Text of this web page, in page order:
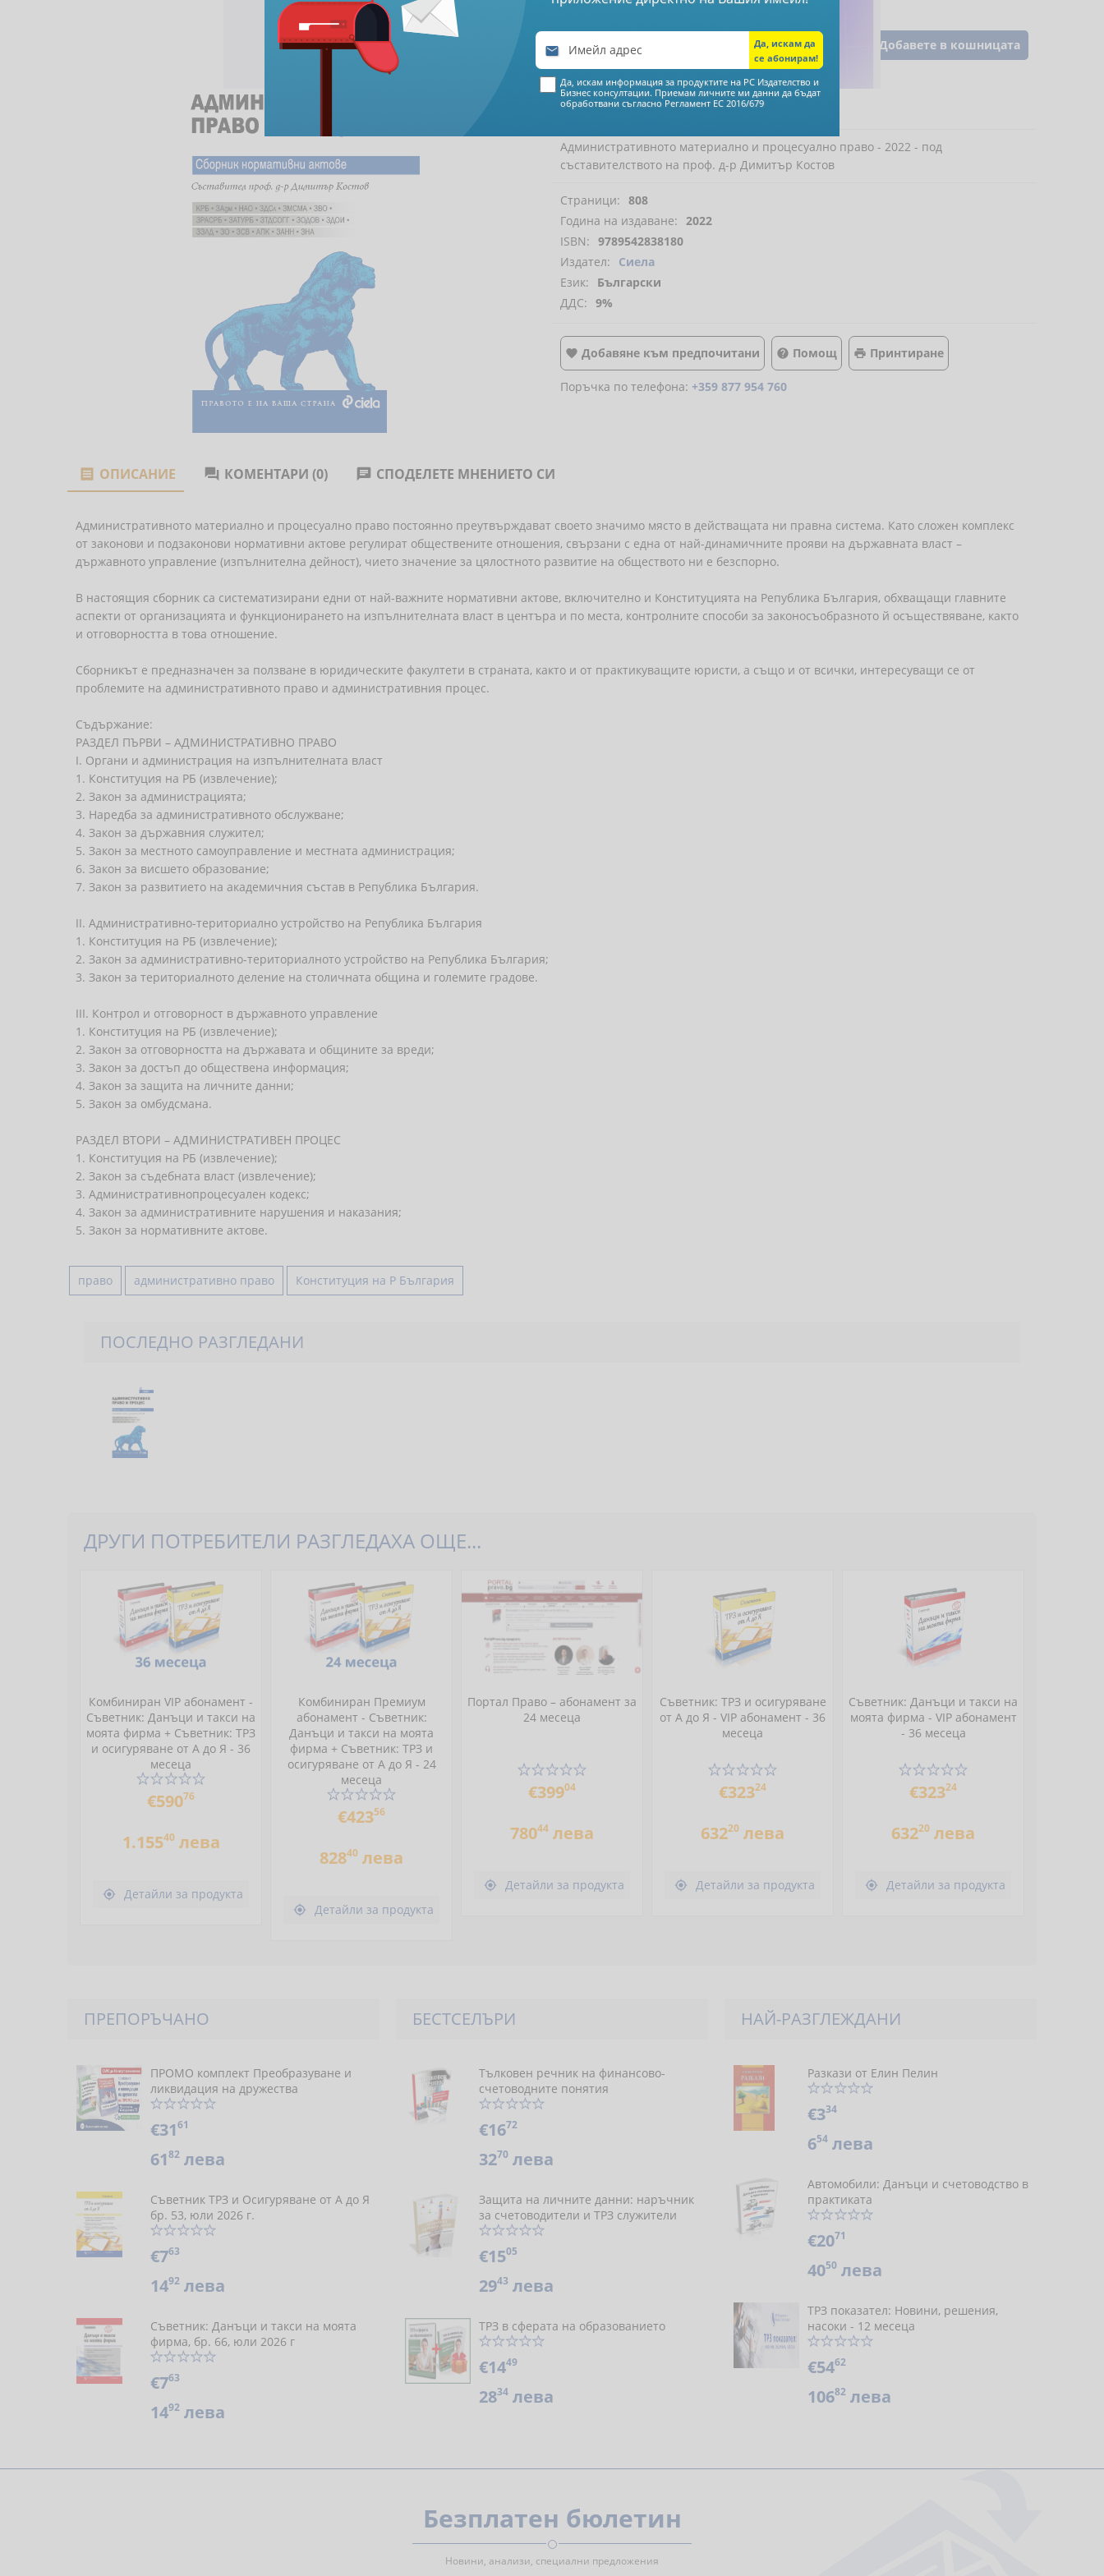
Добавете в кошницата
€ 892
1744 лева
Административното материално и процесуално право - 2022 - под
съставителството на проф. д-р Димитър Костов
Страници: 808
Година на издаване: 2022
ISBN: 9789542838180
Издател:
Сиела
Език:
Български
ДДС: 9%
 Добавяне към предпочитани  Помощ  Принтиране
Поръчка по телефона: +359 877 954 760
 ОПИСАНИЕ  КОМЕНТАРИ (0)  СПОДЕЛЕТЕ МНЕНИЕТО СИ
Административното материално и процесуално право постоянно преутвърждават своето значимо място в действащата ни правна система. Като сложен комплекс
от законови и подзаконови нормативни актове регулират обществените отношения, свързани с една от най-динамичните прояви на държавната власт –
държавното управление (изпълнителна дейност), чието значение за цялостното развитие на обществото ни е безспорно.
В настоящия сборник са систематизирани едни от най-важните нормативни актове, включително и Конституцията на Република България, обхващащи главните
аспекти от организацията и функционирането на изпълнителната власт в центъра и по места, контролните способи за законосъобразното й осъществяване, както
и отговорността в това отношение.
Сборникът е предназначен за ползване в юридическите факултети в страната, както и от практикуващите юристи, а също и от всички, интересуващи се от
проблемите на административното право и административния процес.
Съдържание:
РАЗДЕЛ ПЪРВИ – АДМИНИСТРАТИВНО ПРАВО
I. Органи и администрация на изпълнителната власт
1. Конституция на РБ (извлечение);
2. Закон за администрацията;
3. Наредба за административното обслужване;
4. Закон за държавния служител;
5. Закон за местното самоуправление и местната администрация;
6. Закон за висшето образование;
7. Закон за развитието на академичния състав в Република България.
II. Административно-териториално устройство на Република България
1. Конституция на РБ (извлечение);
2. Закон за административно-териториалното устройство на Република България;
3. Закон за териториалното деление на столичната община и големите градове.
III. Контрол и отговорност в държавното управление
1. Конституция на РБ (извлечение);
2. Закон за отговорността на държавата и общините за вреди;
3. Закон за достъп до обществена информация;
4. Закон за защита на личните данни;
5. Закон за омбудсмана.
РАЗДЕЛ ВТОРИ – АДМИНИСТРАТИВЕН ПРОЦЕС
1. Конституция на РБ (извлечение);
2. Закон за съдебната власт (извлечение);
3. Административнопроцесуален кодекс;
4. Закон за административните нарушения и наказания;
5. Закон за нормативните актове.
право административно право Конституция на Р България
ПОСЛЕДНО РАЗГЛЕДАНИ
ДРУГИ ПОТРЕБИТЕЛИ РАЗГЛЕДАХА ОЩЕ...
Комбиниран VIP абонамент -
Съветник: Данъци и такси на
моята фирма + Съветник: ТРЗ
и осигуряване от А до Я - 36
месеца
€59076
1.15540лева
 Детайли за продукта
Комбиниран Премиум
абонамент - Съветник:
Данъци и такси на моята
фирма + Съветник: ТРЗ и
осигуряване от А до Я - 24
месеца
€42356
82840 лева
 Детайли за продукта
Портал Право – абонамент за
24 месеца
€39904
78044 лева
 Детайли за продукта
Съветник: ТРЗ и осигуряване
от А до Я - VIP абонамент - 36
месеца
€32324
63220 лева
 Детайли за продукта
Съветник: Данъци и такси на
моята фирма - VIP абонамент
- 36 месеца
€32324
63220 лева
 Детайли за продукта
ПРЕПОРЪЧАНО
ПРОМО комплект Преобразуване и
ликвидация на дружества
€3161
6182 лева
Съветник ТРЗ и Осигуряване от А до Я
бр. 53, юли 2026 г.
€763
1492 лева
Съветник: Данъци и такси на моята
фирма, бр. 66, юли 2026 г
€763
1492 лева
БЕСТСЕЛЪРИ
Тълковен речник на финансово-
счетоводните понятия
€1672
3270лева
Защита на личните данни: наръчник
за счетоводители и ТРЗ служители
€1505
2943 лева
ТРЗ в сферата на образованието
€1449
2834лева
НАЙ-РАЗГЛЕЖДАНИ
Разкази от Елин Пелин
€334
654лева
Автомобили: Данъци и счетоводство в
практиката
€2071
4050лева
ТРЗ показател: Новини, решения,
насоки - 12 месеца
€5462
10682лева
Безплатен бюлетин
Новини, анализи, специални предложения

Да, искам информация за продуктите на РС Издателство и
Бизнес консултации. Приемам личните ми данни да бъдат
обработвани съгласно Регламент ЕС 2016/679